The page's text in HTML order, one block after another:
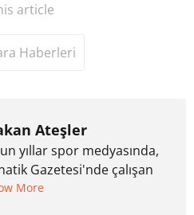
article
Haberleri
Ateşler
yıllar spor medyasında,
Gazetesi'nde çalışan
Ateşler, 2020 yılında
More